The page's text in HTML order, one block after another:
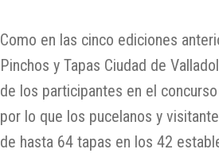
Como en las cinco ediciones
Pinchos y Tapas Ciudad de
de los participantes en el
por lo que los pucelanos y
de hasta 64 tapas en los 42